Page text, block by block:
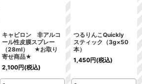
キャビロン 非アルコ
ール性皮膜スプレー
（28ml） ★お取り
寄せ商品★
2,100円(税込)
つるりんこQuickly
スティック（3g×50
本）
1,450円(税込)